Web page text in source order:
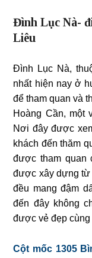
Đình Lục Nà-
Liêu
Đình Lục Nà,
nhất hiện nay ở
để tham quan và
Hoàng Cần, một
Nơi đây được
khách đến thăm
được tham quan
được xây dựng từ
đều mang đậm
đến đây không
được vẻ đẹp
Cột mốc 1305